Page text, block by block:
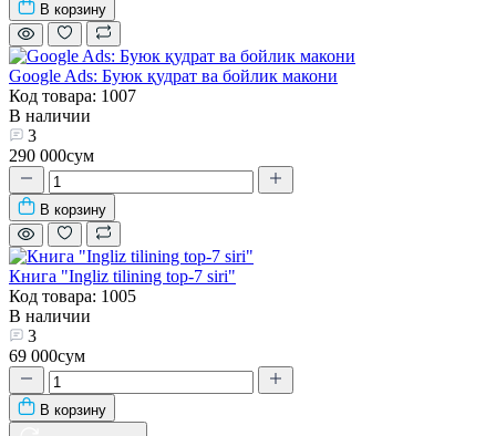
В корзину
Google Ads: Буюк қудрат ва бойлик макони
Код товара: 1007
В наличии
3
290 000сум
В корзину
Книга "Ingliz tilining top-7 siri"
Код товара: 1005
В наличии
3
69 000сум
В корзину